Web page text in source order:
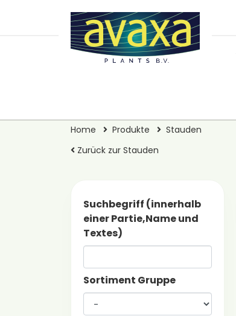
Home Produkte
Stauden
Zurück zur Stauden
Suchbegriff (innerhalb
einer Partie,Name und
Textes)
Sortiment Gruppe